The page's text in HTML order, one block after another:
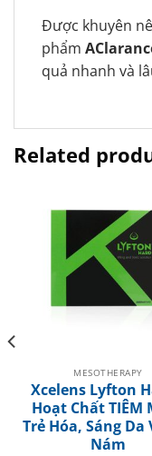
Được khuyên
phẩm
quả nhanh và
Related
MESOTHERAPY
Xcelens Lyfton
Hoạt Chất TIÊM
Trẻ Hóa, Sáng Da
Nám